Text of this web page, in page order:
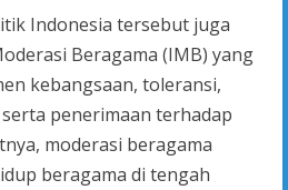
Indonesia tersebut juga
Beragama (IMB) yang
kebangsaan, toleransi,
penerimaan terhadap
moderasi beragama
beragama di tengah